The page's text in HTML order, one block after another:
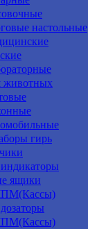
настольные
животных
гирь
ящики